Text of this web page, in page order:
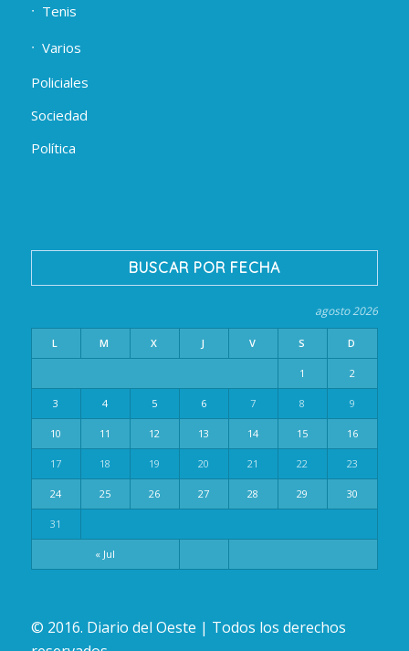
Tenis
Varios
Policiales
Sociedad
Política
BUSCAR POR FECHA
agosto 2026
L M X J V S D
« Jul
1 2
3 4 5 6 7 8 9
10 11 12 13 14 15 16
17 18 19 20 21 22 23
24 25 26 27 28 29 30
31
© 2016. Diario del Oeste | Todos los derechos